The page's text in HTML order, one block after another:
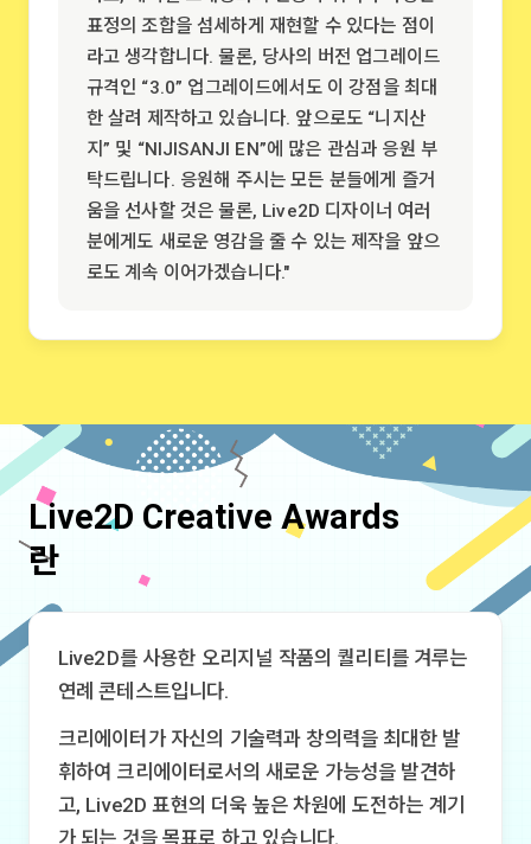
표정의 조합을 섬세하게 재현할 수 있다는 점이
라고 생각합니다. 물론, 당사의 버전 업그레이드
규격인 “3.0” 업그레이드에서도 이 강점을 최대
한 살려 제작하고 있습니다. 앞으로도 “니지산
지” 및 “NIJISANJI EN”에 많은 관심과 응원 부
탁드립니다. 응원해 주시는 모든 분들에게 즐거
움을 선사할 것은 물론, Live2D 디자이너 여러
분에게도 새로운 영감을 줄 수 있는 제작을 앞으
로도 계속 이어가겠습니다."
Live2D Creative Awards
란
Live2D를 사용한 오리지널 작품의 퀄리티를 겨루는
연례 콘테스트입니다.
크리에이터가 자신의 기술력과 창의력을 최대한 발
휘하여 크리에이터로서의 새로운 가능성을 발견하
고, Live2D 표현의 더욱 높은 차원에 도전하는 계기
가 되는 것을 목표로 하고 있습니다.